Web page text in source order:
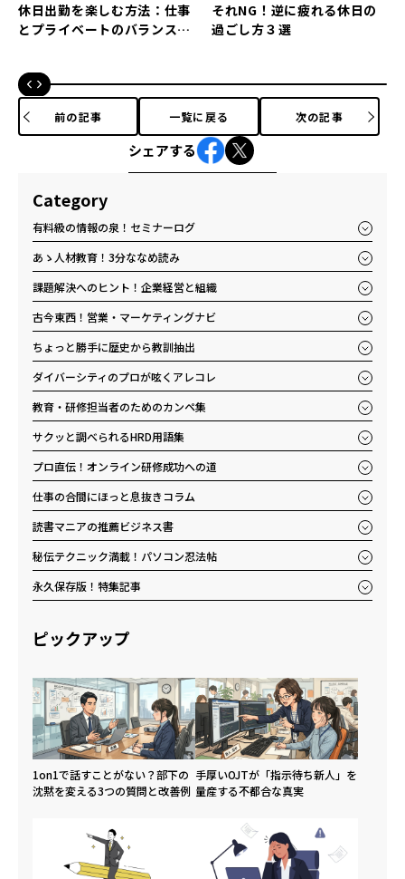
Category
有料級の情報の泉！セミナーログ
あゝ人材教育！3分ななめ読み
課題解決へのヒント！企業経営と組織
古今東西！営業・マーケティングナビ
ちょっと勝手に歴史から教訓抽出
ダイバーシティのプロが呟くアレコレ
教育・研修担当者のためのカンペ集
サクッと調べられるHRD用語集
プロ直伝！オンライン研修成功への道
仕事の合間にほっと息抜きコラム
読書マニアの推薦ビジネス書
秘伝テクニック満載！パソコン忍法帖
永久保存版！特集記事
ピックアップ
1on1で話すことがない？部下の
沈黙を変える3つの質問と改善例
手厚いOJTが「指示待ち新人」を
量産する不都合な真実
休日出勤を楽しむ方法：仕事
とプライベートのバランスを
それNG！逆に疲れる休日の
過ごし方３選
前の記事 一覧に戻る 次の記事
シェアする